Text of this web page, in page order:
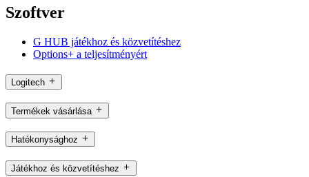
Szoftver
G HUB játékhoz és közvetítéshez
Options+ a teljesítményért
Logitech
Termékek vásárlása
Hatékonysághoz
Játékhoz és közvetítéshez